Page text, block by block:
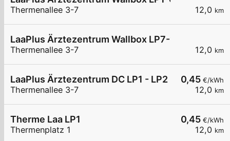
12,0 km
Thermenallee 3-7
12,0 km
LaaPlus Ärztezentrum Wallbox LP7-12
Thermenallee 3-7
0,45 €/kWh
12,0 km
LaaPlus Ärztezentrum DC LP1 - LP2
Thermenallee 3-7
0,45 €/kWh
12,0 km
Therme Laa LP1
Thermenplatz 1